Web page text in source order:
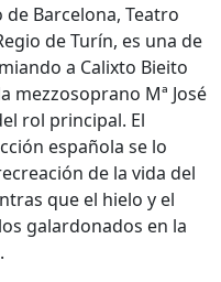
Barcelona, Teatro
de Turín, es una de
a Calixto Bieito
mezzosoprano Mª José
rol principal. El
española se lo
de la vida del
que el hielo y el
galardonados en la